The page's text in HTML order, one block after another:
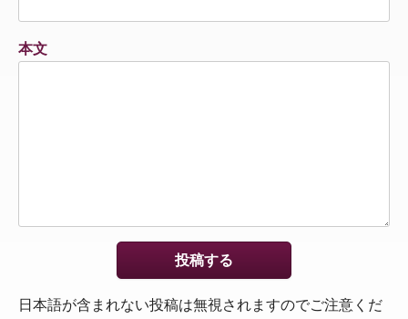
本文
日本語が含まれない投稿は無視されますのでご注意くだ